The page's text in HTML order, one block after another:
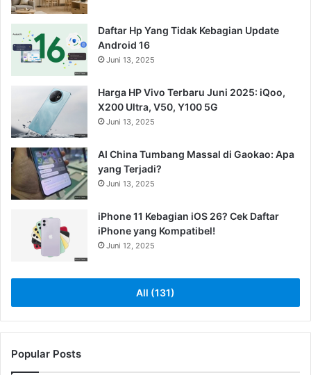
Daftar Hp Yang Tidak Kebagian Update
Android 16
Juni 13, 2025
Harga HP Vivo Terbaru Juni 2025: iQoo,
X200 Ultra, V50, Y100 5G
Juni 13, 2025
AI China Tumbang Massal di Gaokao: Apa
yang Terjadi?
Juni 13, 2025
iPhone 11 Kebagian iOS 26? Cek Daftar
iPhone yang Kompatibel!
Juni 12, 2025
All (131)
Popular Posts